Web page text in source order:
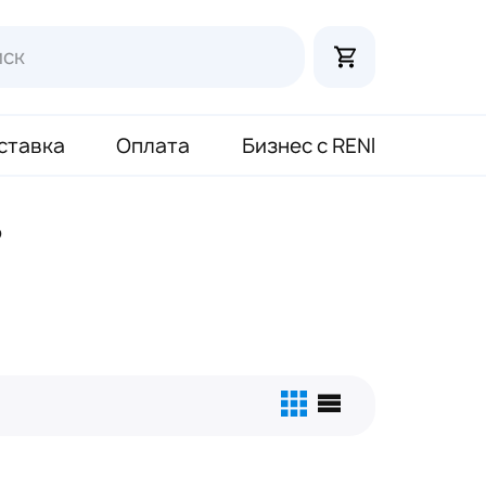
Оплата Бизнес с RENI